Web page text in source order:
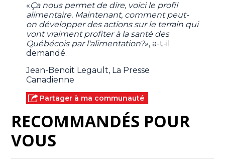
«Ça nous permet de dire, voici le profil
alimentaire. Maintenant, comment peut-
on développer des actions sur le terrain qui
vont vraiment profiter à la santé des
Québécois par l'alimentation?», a-t-il
demandé.
Jean-Benoit Legault, La Presse
Canadienne
Partager à ma communauté
RECOMMANDÉS POUR
VOUS